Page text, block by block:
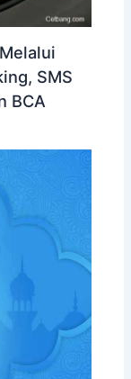
SMS
BCA